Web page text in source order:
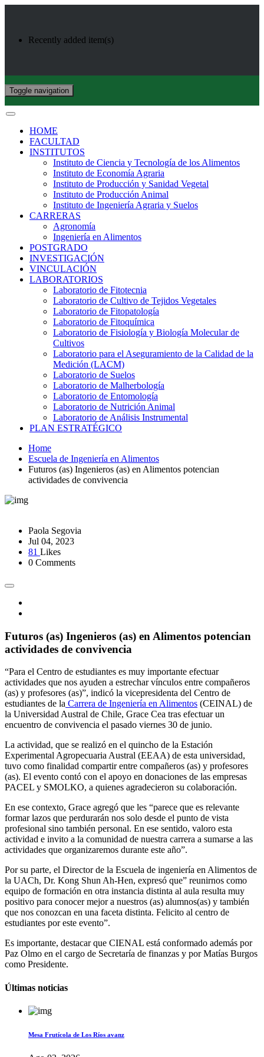
Recently added item(s)
Toggle navigation
HOME
FACULTAD
INSTITUTOS
Instituto de Ciencia y Tecnología de los Alimentos
Instituto de Economía Agraria
Instituto de Producción y Sanidad Vegetal
Instituto de Producción Animal
Instituto de Ingeniería Agraria y Suelos
CARRERAS
Agronomía
Ingeniería en Alimentos
POSTGRADO
INVESTIGACIÓN
VINCULACIÓN
LABORATORIOS
Laboratorio de Fitotecnia
Laboratorio de Cultivo de Tejidos Vegetales
Laboratorio de Fitopatología
Laboratorio de Fitoquímica
Laboratorio de Fisiología y Biología Molecular de
Cultivos
Laboratorio para el Aseguramiento de la Calidad de la
Medición (LACM)
Laboratorio de Suelos
Laboratorio de Malherbología
Laboratorio de Entomología
Laboratorio de Nutrición Animal
Laboratorio de Análisis Instrumental
PLAN ESTRATÉGICO
Home
Escuela de Ingeniería en Alimentos
Futuros (as) Ingenieros (as) en Alimentos potencian
actividades de convivencia
Paola Segovia
Jul 04, 2023
81 Likes
0 Comments
Futuros (as) Ingenieros (as) en Alimentos potencian
actividades de convivencia
“Para el Centro de estudiantes es muy importante efectuar
actividades que nos ayuden a estrechar vínculos entre compañeros
(as) y profesores (as)”, indicó la vicepresidenta del Centro de
estudiantes de la Carrera de Ingeniería en Alimentos (CEINAL) de
la Universidad Austral de Chile, Grace Cea tras efectuar un
encuentro de convivencia el pasado viernes 30 de junio.
La actividad, que se realizó en el quincho de la Estación
Experimental Agropecuaria Austral (EEAA) de esta universidad,
tuvo como finalidad compartir entre compañeros (as) y profesores
(as). El evento contó con el apoyo en donaciones de las empresas
PACEL y SMOLKO, a quienes agradecieron su colaboración.
En ese contexto, Grace agregó que les “parece que es relevante
formar lazos que perdurarán nos solo desde el punto de vista
profesional sino también personal. En ese sentido, valoro esta
actividad e invito a la comunidad de nuestra carrera a sumarse a las
actividades que organizaremos durante este año”.
Por su parte, el Director de la Escuela de ingeniería en Alimentos de
la UACh, Dr. Kong Shun Ah-Hen, expresó que” reunirnos como
equipo de formación en otra instancia distinta al aula resulta muy
positivo para conocer mejor a nuestros (as) alumnos(as) y también
que nos conozcan en una faceta distinta. Felicito al centro de
estudiantes por este evento”.
Es importante, destacar que CIENAL está conformado además por
Paz Olmo en el cargo de Secretaría de finanzas y por Matías Burgos
como Presidente.
Últimas noticias
Mesa Frutícola de Los Ríos avanz